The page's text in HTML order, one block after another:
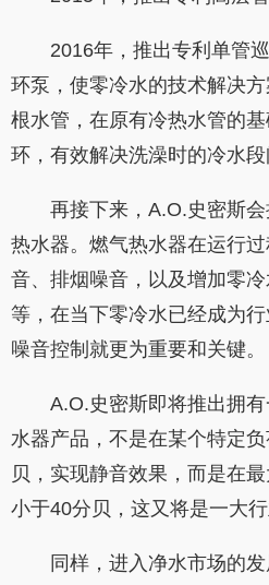
2016年，推出专利单管
环泵，使零冷水的技术解决
根水管，在原有冷热水管的
环，有效解决洗澡时的冷水段
再接下来，A.O.史密斯
热水器。燃气热水器在运行
音、排烟噪音，以及增加零
等，在当下零冷水已经成为行
噪音控制就更为重要和关键。
A.O.史密斯即将推出拥
水器产品，不是在某个特定
贝，实现静音效果，而是在
小于40分贝，这又将是一大行
同样，进入净水市场的